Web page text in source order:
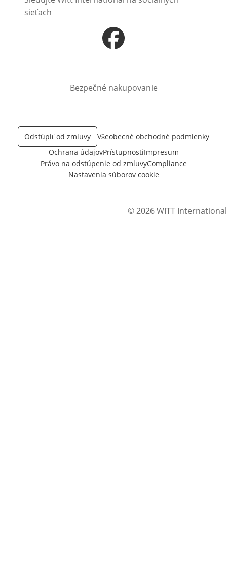
sieťach
Otvorí sa vnovom okne
Bezpečné nakupovanie
Odstúpiť od zmluvy
Všeobecné obchodné podmienky
Ochrana údajovPrístupnostiImpresum
Právo na odstúpenie od zmluvyCompliance
Nastavenia súborov cookie
© 2026 WITT International